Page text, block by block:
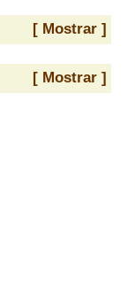
[ Mostrar ]
[ Mostrar ]